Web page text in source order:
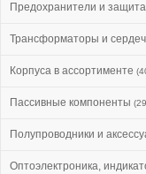
Предохранители и защита
Трансформаторы и
Корпуса в ассортименте
Пассивные компоненты
Полупроводники и
Оптоэлектроника,